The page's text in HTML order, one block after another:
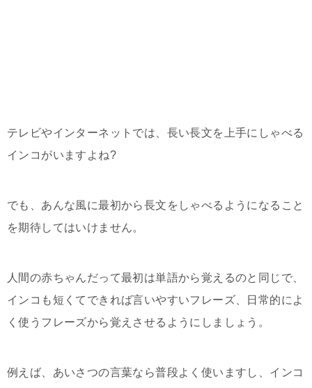
テレビやインターネットでは、長い長文を上手にしゃべる
インコがいますよね?
でも、あんな風に最初から長文をしゃべるようになること
を期待してはいけません。
人間の赤ちゃんだって最初は単語から覚えるのと同じで、
インコも短くてできれば言いやすいフレーズ、日常的によ
く使うフレーズから覚えさせるようにしましょう。
例えば、あいさつの言葉なら普段よく使いますし、インコ